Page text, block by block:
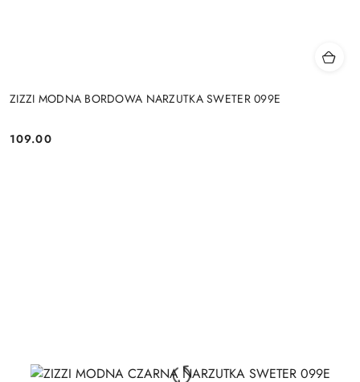
ZIZZI MODNA BORDOWA NARZUTKA SWETER 099E
Cena:
109.00